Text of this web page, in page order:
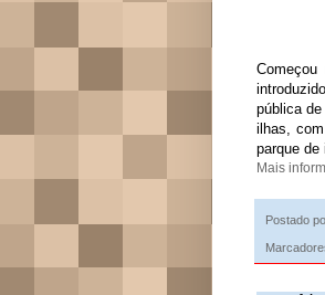
pública
ilhas,
parque de
Mais
Postado